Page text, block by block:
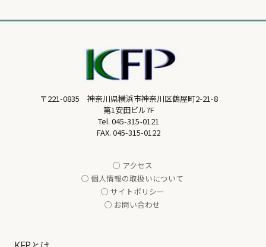
〒221-0835 神奈川県横浜市神奈川区鶴屋町2-21-8
第1安田ビル7F
Tel. 045-315-0121
FAX. 045-315-0122
○ アクセス
○ 個人情報の取扱いについて
○ サイトポリシー
○ お問い合わせ